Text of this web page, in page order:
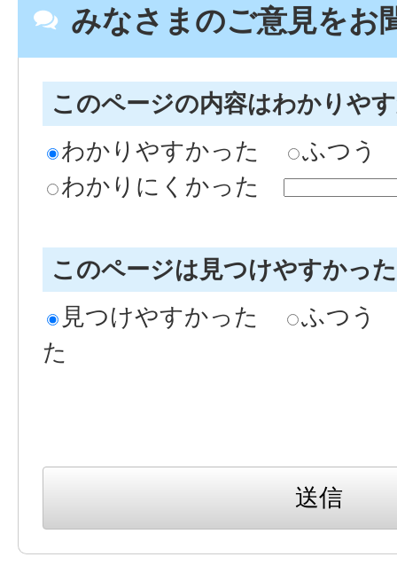
みなさまのご意見をお
このページの内容はわかりや
わかりやすかった
ふつう
わかりにくかった
このページは見つけやすかっ
見つけやすかった
ふつう
た